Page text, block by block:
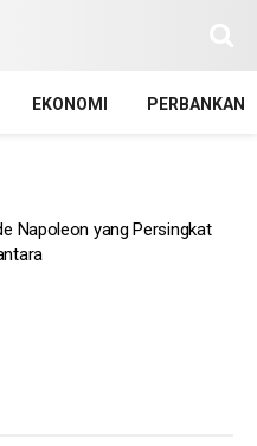
EKONOMI PERBANKAN
Napoleon yang Persingkat